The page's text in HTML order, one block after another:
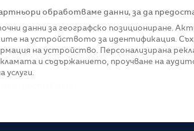
обработваме данни, за да
данни за географско позициониране.
на устройството за идентификация.
на устройство. Персонализирана
и съдържанието, проучване на
услуги.